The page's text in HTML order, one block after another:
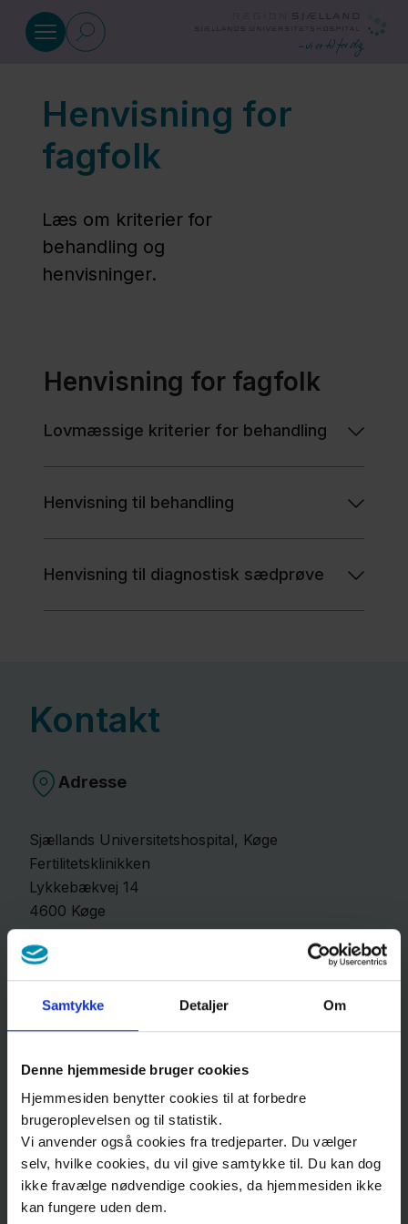
Samtykke Detaljer Om
Denne hjemmeside bruger cookies
Hjemmesiden benytter cookies til at forbedre
brugeroplevelsen og til statistik.
Vi anvender også cookies fra tredjeparter. Du vælger
selv, hvilke cookies, du vil give samtykke til. Du kan dog
ikke fravælge nødvendige cookies, da hjemmesiden ikke
kan fungere uden dem.
Fertilitetsklinikken
Alt om din
Udredning og
råd til
som
kvinde
Gode
råd til
dig
som
Om
Klinikken
Bliv
ægdonor/
ægdonation
Henvisning
for fagfolk
Region
Nyheder
Fagfolk
Om
os
Henvisning for
fagfolk
Læs om kriterier for
behandling og
henvisninger.
Henvisning for fagfolk
Lovmæssige kriterier for behandling
Henvisning til behandling
Henvisning til diagnostisk sædprøve
Kontakt
Adresse
Sjællands Universitetshospital, Køge
Fertilitetsklinikken
Lykkebækvej 14
4600 Køge
Se kort
Find vej til Sjællands Universitetshospital, Køge
Ring til os
Sekretær:
Træffes mandag-fredag kl. 9.00-12.00 og 13.00-
15.00
Tlf. 47 32 12 60